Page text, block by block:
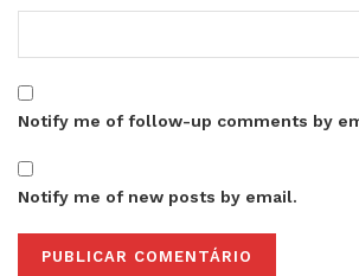
Notify me of follow-up comments by
Notify me of new posts by email.